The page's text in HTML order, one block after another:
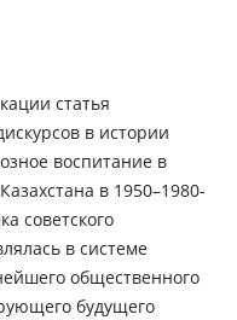
статья
в истории
воспитание в
в 1950–1980-
советского
в системе
общественного
будущего